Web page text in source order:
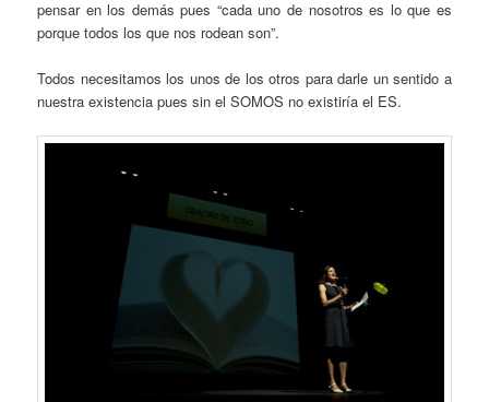
pensar en los demás pues “cada uno de nosotros es lo que es
porque todos los que nos rodean son”.
Todos necesitamos los unos de los otros para darle un sentido a
nuestra existencia pues sin el SOMOS no existiría el ES.